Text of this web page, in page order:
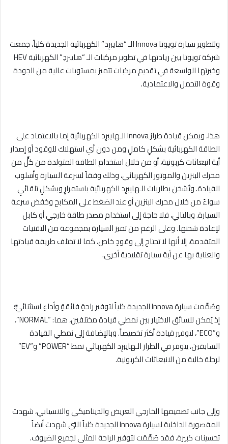
ولتطوير سيارة تويوتا Innova الـ “هايبرِد” الكهربائية الجديدة كلياً، جمعت
شركة تويوتا بين ريادتها في تطوير مركبات الـ “هايبردِ” الكهربائية HEV
وخبرتها الواسعة في تقديم مركبات تتميز بمستويات عالية من الجودة
وقوة التحمل والاعتمادية.
هذا، ويمكن قيادة طراز Innova الـهايبرِد الكهربائية إما بالاعتماد على
الطاقة الكهربائية بشكلٍ كاملٍ ومن دون أي استهلاك للوقود أو إصدار
أية انبعاثات كربونية، أو من خلال استخدام الطاقة المتولدة من كلٍّ من
محرك البنزين والموتور الكهربائي، وذلك وفقاً لسرعة السيارة وأسلوب
القيادة. وتُشحَن بطاريات الـهايبرِد الكهربائية باستمرارٍ وبشكلٍ تلقائيٍ
سواءً من خلال محرك البنزين أو عند الضغط على المكابح وخفض سرعة
السيارة. وبالتالي، فلا حاجة إلى استخدام مصدر طاقة خارجي أو كابل
لإعادة شحنها. وعلى الرغم من تميز السيارة بمجموعة من التقنيات
المتقدمة، إلا أنها لا تحتاج إلى وقودٍ خاص، كما لا تختلف طريقة قيادتها
والعناية بها عن أية سيارة تقليدية أخرى.
وصُمِّمت سيارة Innova الجديدة كلياً لتوفير راحةٍ فائقةٍ وأداءٍ استثنائيٍّ؛
إذ يُمكن للسائق الاختيار بين نمطي قيادة مختلفين، هما: “NORMAL”،
و”ECO”، لتوفير قيادة أكثر تخصيصاً. وبالإضافة إلى نمطي القيادة
السابقين، يتوفر في الطراز الـهايبرِد الكهربائي نمط “POWER” و”EV”
لرحلة خالية من الانبعاثات الكربونية.
وإلى جانب تصميمها الخارجي العريض والديناميكي والانسيابي، شهدت
المقصورة الداخلية لسيارة Innova الجديدة كلياً التي شهدت أيضاً
تحسينات كبيرة، فقد صُمِّمَت لتوفير الراحة المثلى لجميع الضيوف.